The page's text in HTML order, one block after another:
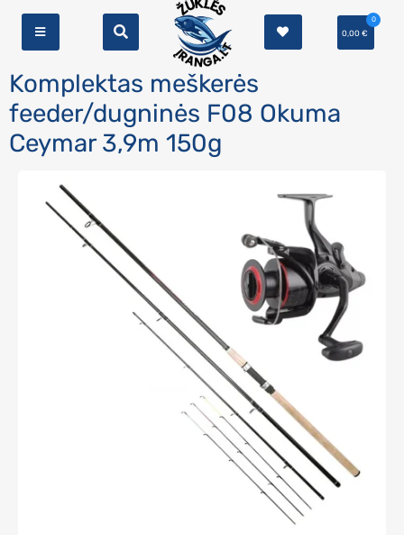
0,00€
0
Komplektas meškerės
feeder/dugninės F08 Okuma
Ceymar 3,9m 150g